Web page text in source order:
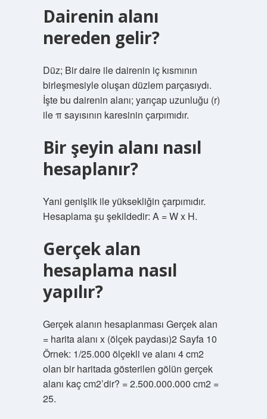
Dairenin alanı
nereden gelir?
Düz; Bir daire ile dairenin iç kısmının
birleşmesiyle oluşan düzlem parçasıydı.
İşte bu dairenin alanı; yarıçap uzunluğu (r)
ile π sayısının karesinin çarpımıdır.
Bir şeyin alanı nasıl
hesaplanır?
Yani genişlik ile yüksekliğin çarpımıdır.
Hesaplama şu şekildedir: A = W x H.
Gerçek alan
hesaplama nasıl
yapılır?
Gerçek alanın hesaplanması Gerçek alan
= harita alanı x (ölçek paydası)2 Sayfa 10
Örnek: 1/25.000 ölçekli ve alanı 4 cm2
olan bir haritada gösterilen gölün gerçek
alanı kaç cm2’dir? = 2.500.000.000 cm2 =
25.